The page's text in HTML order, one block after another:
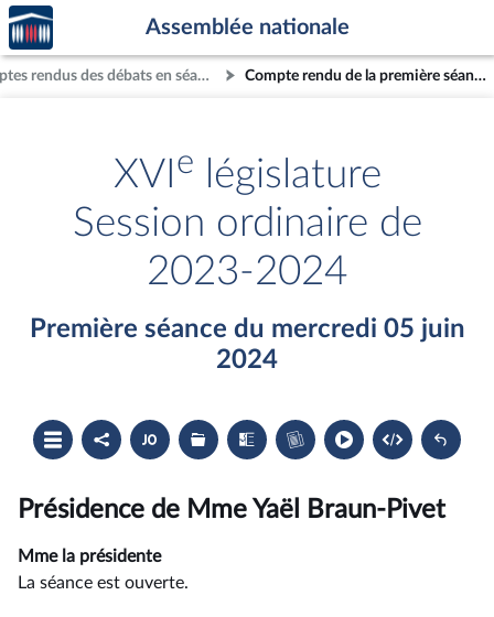
Aller au contenu
Aller en bas de la page
Accèder
à la
page
d'accueil
Assemblée nationale
Comptes rendus des débats en séance Compte rendu de la première séance du mercredi 05 juin 2024
XVI e
législature
Session ordinaire de
2023-2024
Première séance du mercredi 05 juin
2024
Ouvrir
le
sommaire
Partager
le
compte
Accéder
au
document
du
compte
Les
dossiers
législatifs
Les
textes
examinés
Accéder
au
cahier
Présidence de Mme Yaël Braun-Pivet
Mme la présidente
La séance est ouverte.